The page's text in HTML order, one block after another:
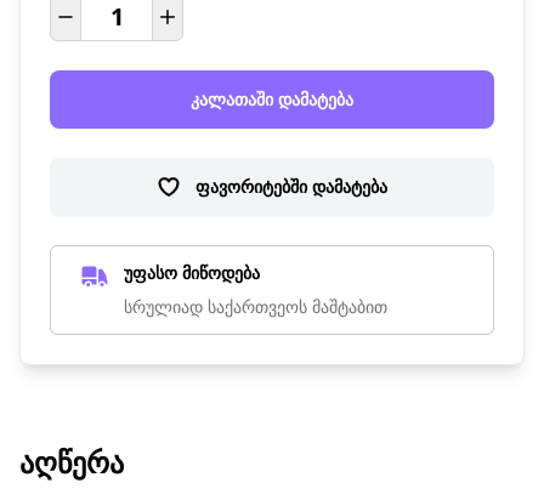
კალათაში დამატება
ფავორიტებში დამატება
უფასო მიწოდება
სრულიად საქართვეოს მაშტაბით
ᲐᲦᲬᲔᲠᲐ